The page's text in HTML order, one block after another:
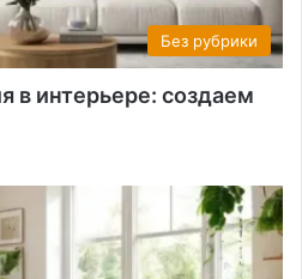
Без рубрики
в интерьере: создаем